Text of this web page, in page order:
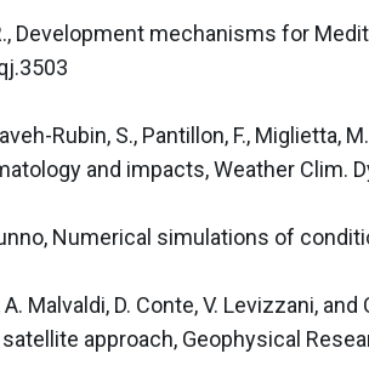
Development mechanisms for
Rubin, S., Pantillon, F.,
and impacts, Weather Clim.
Numerical simulations of
A. Malvaldi, D. Conte, V. Levizzani,
approach, Geophysical